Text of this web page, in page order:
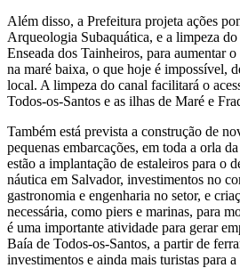
Além disso, a Prefeitura projeta ações
Arqueologia Subaquática, e a limpeza
Enseada dos Tainheiros, para aumentar
na maré baixa, o que hoje é impossível,
local. A limpeza do canal facilitará o
Todos-os-Santos e as ilhas de Maré e
Também está prevista a construção de
pequenas embarcações, em toda a orla
estão a implantação de estaleiros para o
náutica em Salvador, investimentos no
gastronomia e engenharia no setor, e
necessária, como piers e marinas, para
é uma importante atividade para gerar
Baía de Todos-os-Santos, a partir de
investimentos e ainda mais turistas para a